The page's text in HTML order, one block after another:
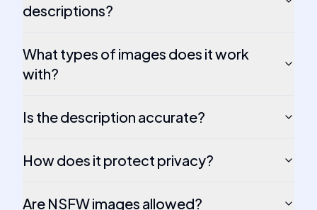
descriptions?
What types of images does it work
with?
Is the description accurate?
How does it protect privacy?
Are NSFW images allowed?